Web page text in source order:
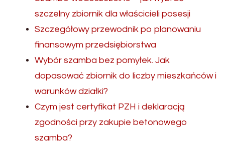
szczelny zbiornik dla właścicieli posesji
Szczegółowy przewodnik po planowaniu
finansowym przedsiębiorstwa
Wybór szamba bez pomyłek. Jak
dopasować zbiornik do liczby mieszkańców i
warunków działki?
Czym jest certyfikat PZH i deklaracją
zgodności przy zakupie betonowego
szamba?